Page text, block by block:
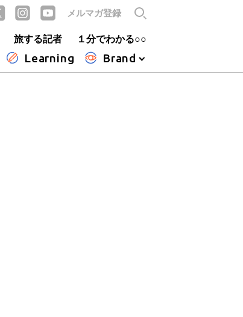
旅する記者 １分でわかる○○
Learning Brand
メルマガ登録